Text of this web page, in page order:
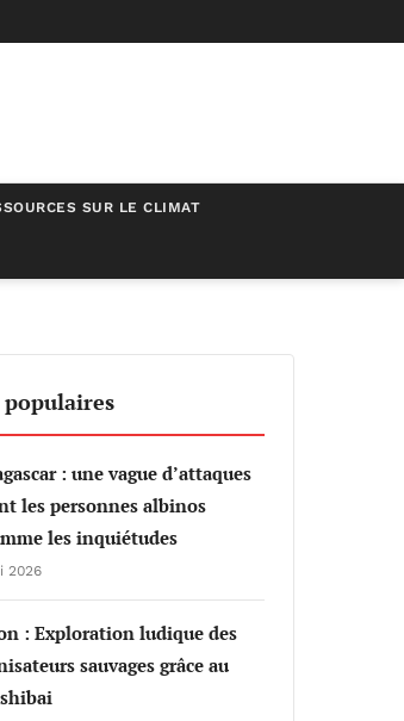
SUR LE CLIMAT
2026
: une vague d’attaques
les personnes albinos
les inquiétudes
2026
: Exploration ludique des
sauvages grâce au